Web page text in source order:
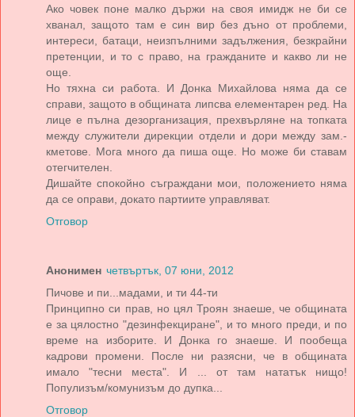
Ако човек поне малко държи на своя имидж не би се
хванал, защото там е син вир без дъно от проблеми,
интереси, батаци, неизпълними задължения, безкрайни
претенции, и то с право, на гражданите и какво ли не
още.
Но тяхна си работа. И Донка Михайлова няма да се
справи, защото в общината липсва елементарен ред. На
лице е пълна дезорганизация, прехвърляне на топката
между служители дирекции отдели и дори между зам.-
кметове. Мога много да пиша още. Но може би ставам
отегчителен.
Дишайте спокойно съграждани мои, положението няма
да се оправи, докато партиите управляват.
Отговор
Анонимен четвъртък, 07 юни, 2012
Пичове и пи...мадами, и ти 44-ти
Принципно си прав, но цял Троян знаеше, че общината
е за цялостно "дезинфекциране", и то много преди, и по
време на изборите. И Донка го знаеше. И пообеща
кадрови промени. После ни разясни, че в общината
имало "тесни места". И ... от там нататък нищо!
Популизъм/комунизъм до дупка...
Отговор